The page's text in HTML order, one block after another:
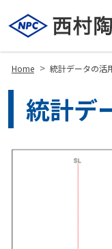
Home > 統計データの活
統計デ
Site
Footer